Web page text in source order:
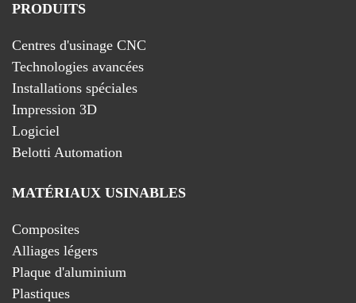
PRODUITS
Centres d'usinage CNC
Technologies avancées
Installations spéciales
Impression 3D
Logiciel
Belotti Automation
MATÉRIAUX USINABLES
Composites
Alliages légers
Plaque d'aluminium
Plastiques